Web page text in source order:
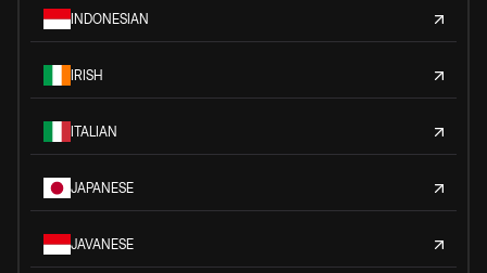
INDONESIAN
IRISH
ITALIAN
JAPANESE
JAVANESE